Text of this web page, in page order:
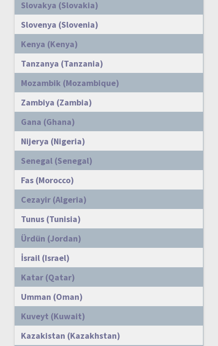
Slovakya (Slovakia)
Slovenya (Slovenia)
Kenya (Kenya)
Tanzanya (Tanzania)
Mozambik (Mozambique)
Zambiya (Zambia)
Gana (Ghana)
Nijerya (Nigeria)
Senegal (Senegal)
Fas (Morocco)
Cezayir (Algeria)
Tunus (Tunisia)
Ürdün (Jordan)
İsrail (Israel)
Katar (Qatar)
Umman (Oman)
Kuveyt (Kuwait)
Kazakistan (Kazakhstan)